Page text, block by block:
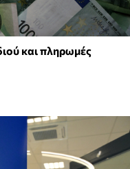
και πληρωμές